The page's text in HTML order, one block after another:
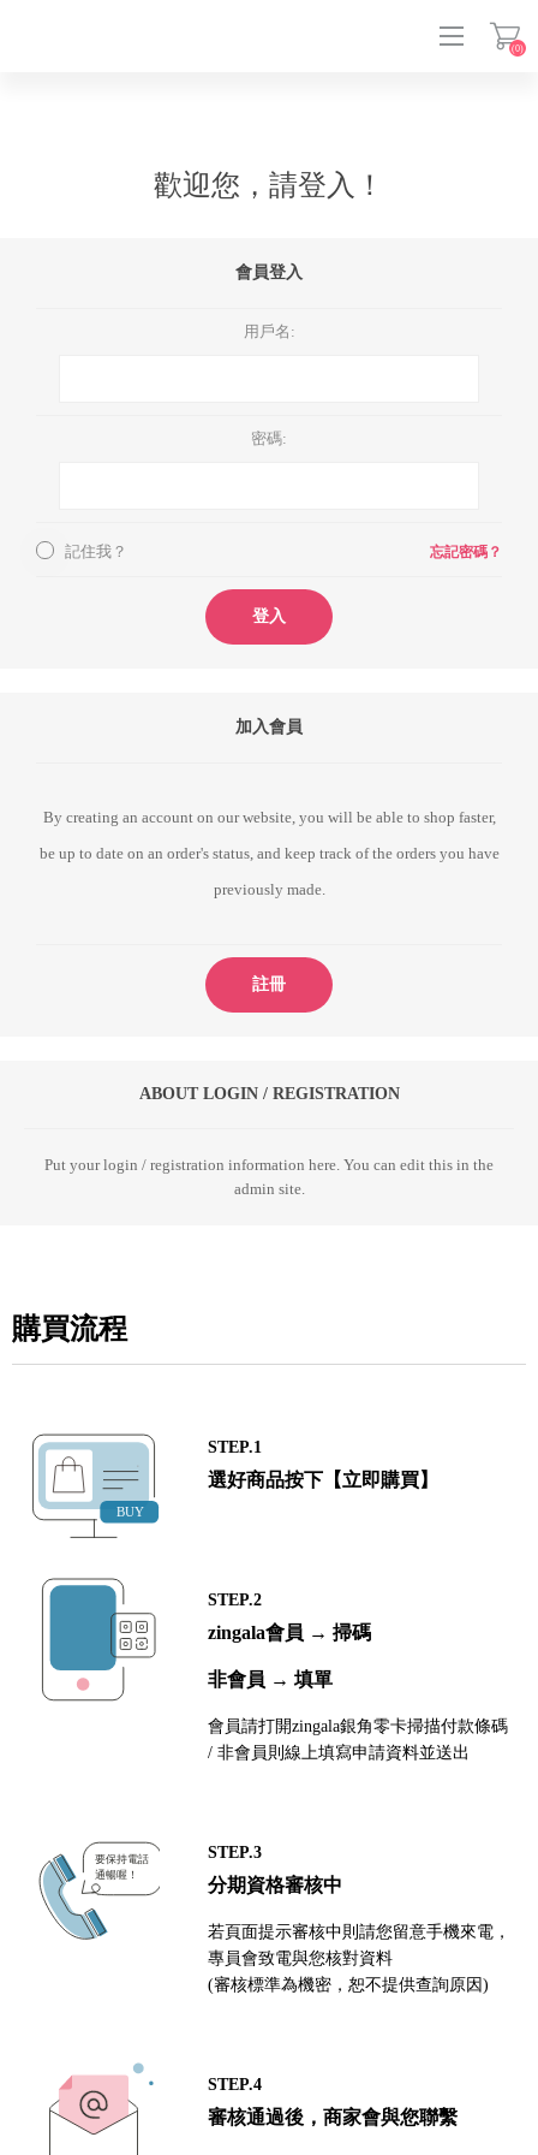
(0)
歡迎您，請登入！
會員登入
用戶名:
密碼:
記住我？ 忘記密碼？
登入
加入會員
By creating an account on our website, you will be able to shop faster,
be up to date on an order's status, and keep track of the orders you have
previously made.
註冊
ABOUT LOGIN / REGISTRATION
Put your login / registration information here. You can edit this in the
admin site.
購買流程
STEP.1
選好商品按下【立即購買】
STEP.2
zingala會員 → 掃碼
非會員 → 填單
會員請打開zingala銀角零卡掃描付款條碼
/ 非會員則線上填寫申請資料並送出
STEP.3
分期資格審核中
若頁面提示審核中則請您留意手機來電，
專員會致電與您核對資料
(審核標準為機密，恕不提供查詢原因)
STEP.4
審核通過後，商家會與您聯繫